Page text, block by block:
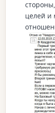
целей и